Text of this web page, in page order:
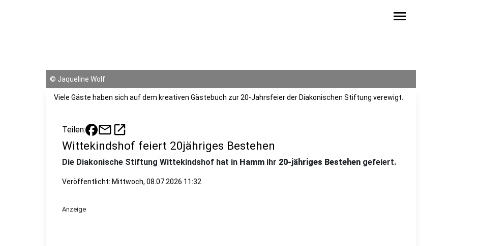
menu
© Jaqueline Wolf
Viele Gäste haben sich auf dem kreativen Gästebuch zur 20-Jahrsfeier der Diakonischen Stiftung verewigt.
Teilen: mailopen_in_new
Wittekindshof feiert 20jähriges Bestehen
Die Diakonische Stiftung Wittekindshof hat in Hamm ihr 20-jähriges Bestehen gefeiert.
Veröffentlicht: Mittwoch, 08.07.2026 11:32
Anzeige